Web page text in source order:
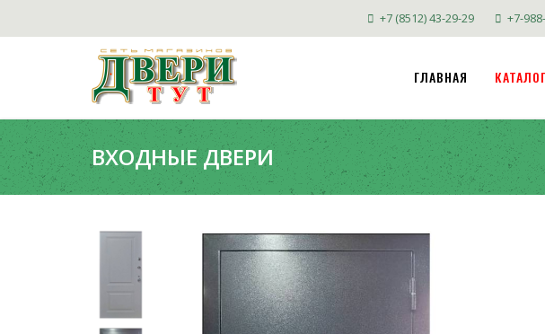
+7 (8512) 43-29-29 +7-
ГЛАВНАЯ КАТАЛОГ
ВХОДНЫЕ ДВЕРИ